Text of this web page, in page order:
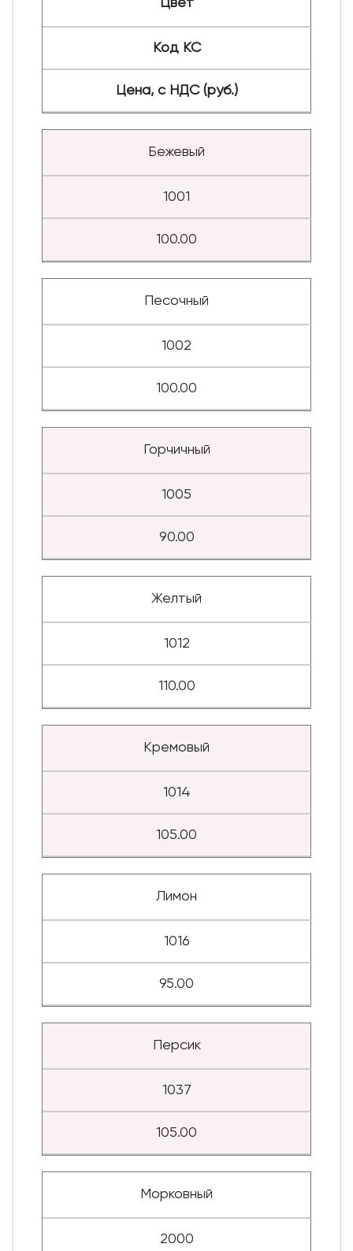
Цвет
Код КС
Цена, с НДС (руб.)
Бежевый
1001
100.00
Песочный
1002
100.00
Горчичный
1005
90.00
Желтый
1012
110.00
Кремовый
1014
105.00
Лимон
1016
95.00
Персик
1037
105.00
Морковный
2000